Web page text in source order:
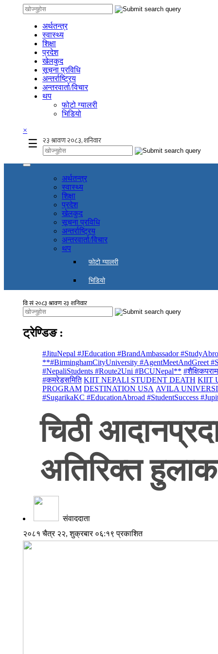
अर्थतन्त्र
स्वास्थ्य
शिक्षा
प्रदेश
खेलकुद
सूचना प्रविधि
अन्तर्राष्ट्रिय
अन्तरवार्ता/विचार
थप
फोटो ग्यालरी
भिडियो
×
☰
अर्थतन्त्र
स्वास्थ्य
शिक्षा
प्रदेश
खेलकुद
सूचना प्रविधि
अन्तर्राष्ट्रिय
अन्तरवार्ता/विचार
थप
फोटो ग्यालरी
भिडियो
ट्रेण्डिङ :
#JituNepal #JEducation #BrandAmbassador
**#BirminghamCityUniversity #AgentMeetAndGreet
#NepaliStudents #Route2Uni #BCUNepal**
#कमरेडसमिति KIIT NEPALI STUDENT DEATH KIIT
PROGRAM DESTINATION USA AVILA
#SugarikaKC #EducationAbroad #StudentSuccess
चिठी
अतिरिक्त
संवाददाता
२०८१ चैत्र २२, शुक्रबार ०६:१९ प्रकाशित